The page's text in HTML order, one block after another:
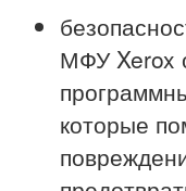
МФУ Xerox
которые